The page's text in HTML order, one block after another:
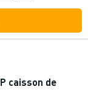
caisson de